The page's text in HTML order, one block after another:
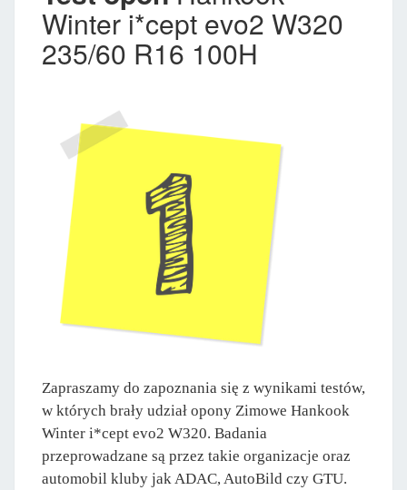
Winter i*cept evo2 W320
235/60 R16 100H
Zapraszamy do zapoznania się z wynikami testów,
w których brały udział opony Zimowe Hankook
Winter i*cept evo2 W320. Badania
przeprowadzane są przez takie organizacje oraz
automobil kluby jak ADAC, AutoBild czy GTU.